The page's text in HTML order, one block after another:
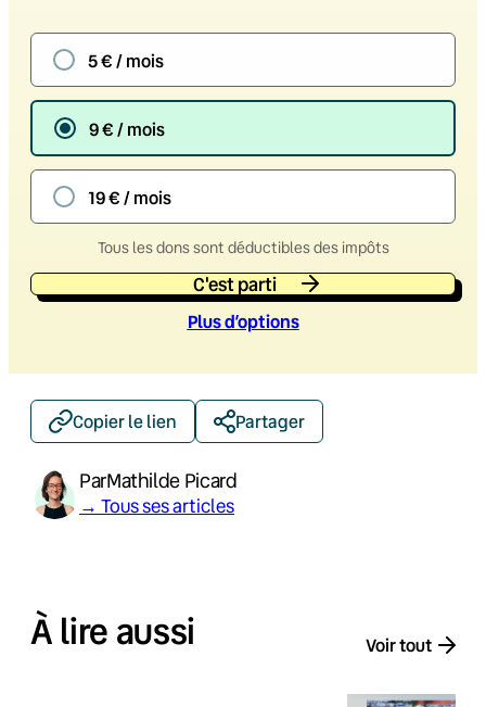
5 € / mois
9 € / mois
19 € / mois
Tous les dons sont déductibles des impôts
C'est parti
Plus d’options
Copier le lien Partager
ParMathilde Picard
→ Tous ses articles
À lire aussi Voir tout